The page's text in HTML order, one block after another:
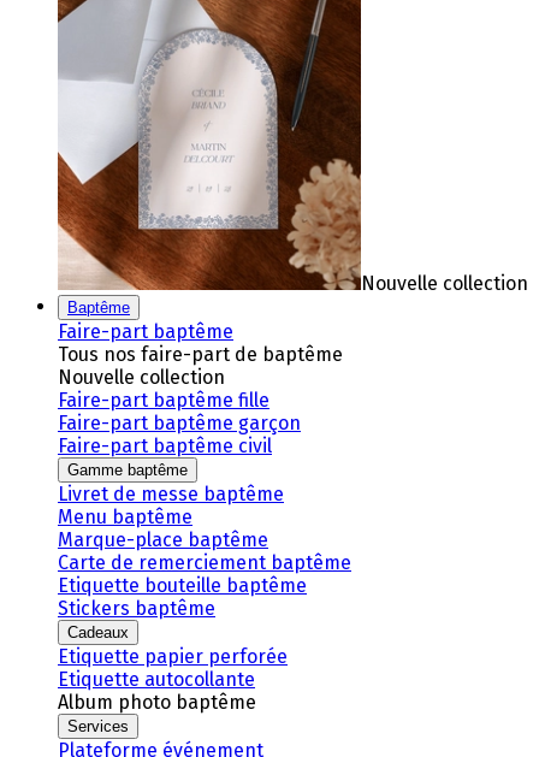
Nouvelle collection
Baptême
Faire-part baptême
Tous nos faire-part de baptême
Nouvelle collection
Faire-part baptême fille
Faire-part baptême garçon
Faire-part baptême civil
Gamme baptême
Livret de messe baptême
Menu baptême
Marque-place baptême
Carte de remerciement baptême
Etiquette bouteille baptême
Stickers baptême
Cadeaux
Etiquette papier perforée
Etiquette autocollante
Album photo baptême
Services
Plateforme événement